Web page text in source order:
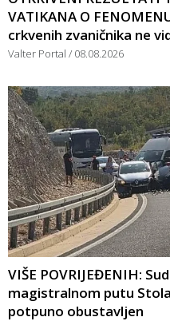
VATIKANA O
crkvenih zvaničnika ne
Valter Portal 08.08.2026
VIŠE POVRIJEĐENIH:
magistralnom putu
potpuno obustavljen